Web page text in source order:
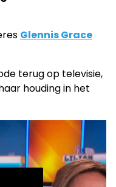
Glennis Grace
terug op televisie,
houding in het